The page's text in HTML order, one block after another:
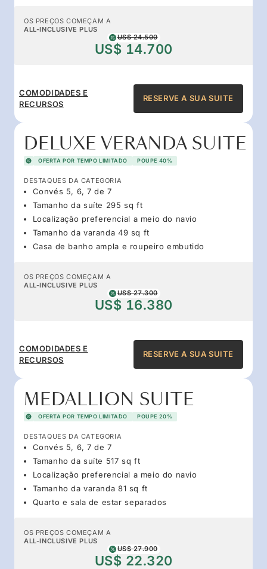
OS PREÇOS COMEÇAM A
ALL-INCLUSIVE PLUS
US$ 24.500
US$ 14.700
COMODIDADES E
RECURSOS
RESERVE A SUA SUITE
DELUXE VERANDA SUITE
OFERTA POR TEMPO LIMITADO POUPE 40%
DESTAQUES DA CATEGORIA
Convés 5, 6, 7 de 7
Tamanho da suíte 295 sq ft
Localização preferencial a meio do navio
Tamanho da varanda 49 sq ft
Casa de banho ampla e roupeiro embutido
OS PREÇOS COMEÇAM A
ALL-INCLUSIVE PLUS
US$ 27.300
US$ 16.380
COMODIDADES E
RECURSOS
RESERVE A SUA SUITE
MEDALLION SUITE
OFERTA POR TEMPO LIMITADO POUPE 20%
DESTAQUES DA CATEGORIA
Convés 5, 6, 7 de 7
Tamanho da suíte 517 sq ft
Localização preferencial a meio do navio
Tamanho da varanda 81 sq ft
Quarto e sala de estar separados
OS PREÇOS COMEÇAM A
ALL-INCLUSIVE PLUS
US$ 27.900
US$ 22.320